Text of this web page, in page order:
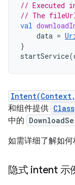
//
// The fileUrl
val
data =
}
startService(
和组件提供 Class
中的
如需详细了解如
隐式 intent 示